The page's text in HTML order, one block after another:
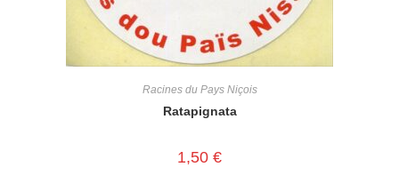
Racines du Pays Niçois
Ratapignata
1,50 €